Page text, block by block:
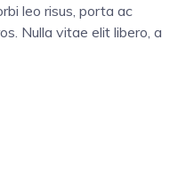
leo risus, porta ac
Nulla vitae elit libero, a